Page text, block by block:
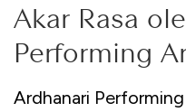
Akar Rasa
Performing
Ardhanari